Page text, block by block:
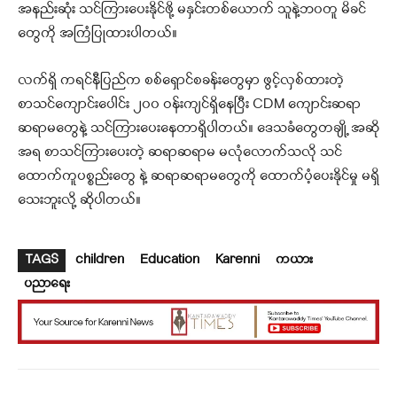
အနည်းဆုံး သင်ကြားပေးနိုင်ဖို့ မနှင်းတစ်ယောက် သူနဲ့ဘ၀တူ မိခင်
တွေကို အကြံပြုထားပါတယ်။
လက်ရှိ ကရင်နီပြည်က စစ်ရှောင်စခန်းတွေမှာ ဖွင့်လှစ်ထားတဲ့
စာသင်ကျောင်းပေါင်း ၂၀၀ ဝန်းကျင်ရှိနေပြီး CDM ကျောင်းဆရာ
ဆရာမတွေနဲ့ သင်ကြားပေးနေတာရှိပါတယ်။ ဒေသခံတွေတချို့ အဆို
အရ စာသင်ကြားပေးတဲ့ ဆရာဆရာမ မလုံလောက်သလို သင်
ထောက်ကူပစ္စည်းတွေ နဲ့ ဆရာဆရာမတွေကို ထောက်ပံ့ပေးနိုင်မှု မရှိ
သေးဘူးလို့ ဆိုပါတယ်။
TAGS children Education Karenni
ကယား
ပညာရေး